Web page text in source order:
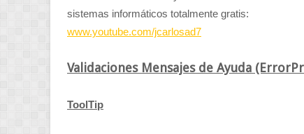
sistemas informáticos totalmente gratis:
www.youtube.com/jcarlosad7
Validaciones Mensajes de Ayuda
ToolTip